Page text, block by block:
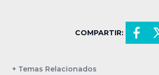
COMPARTIR:
+ Temas Relacionados